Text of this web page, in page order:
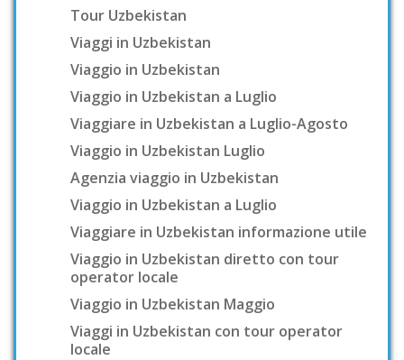
Tour Uzbekistan
Viaggi in Uzbekistan
Viaggio in Uzbekistan
Viaggio in Uzbekistan a Luglio
Viaggiare in Uzbekistan a Luglio-Agosto
Viaggio in Uzbekistan Luglio
Agenzia viaggio in Uzbekistan
Viaggio in Uzbekistan a Luglio
Viaggiare in Uzbekistan informazione utile
Viaggio in Uzbekistan diretto con tour
operator locale
Viaggio in Uzbekistan Maggio
Viaggi in Uzbekistan con tour operator
locale